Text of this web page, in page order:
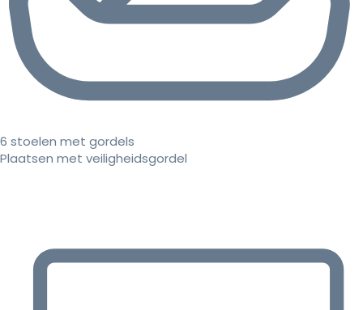
6 stoelen met gordels
Plaatsen met veiligheidsgordel